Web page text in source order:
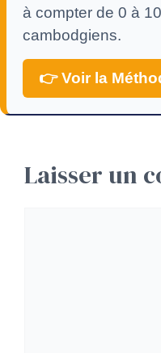
à compter de 0 à
cambodgiens.
👉 Voir la
Laisser un